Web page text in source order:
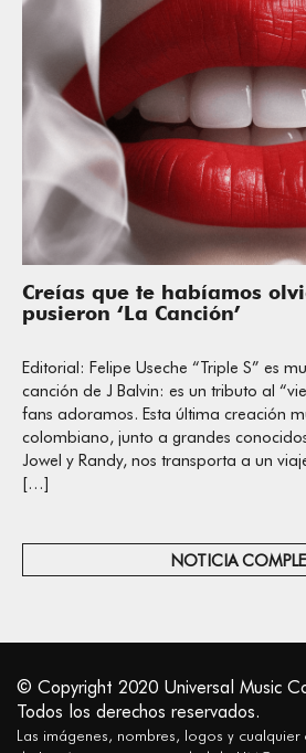
Creías que te habíamos
pusieron ‘La Canción’
Editorial: Felipe Useche “Triple S” es
canción de J Balvin: es un tributo al
fans adoramos. Esta última creación
colombiano, junto a grandes
Jowel y Randy, nos transporta a un
[…]
NOTICIA
© Copyright 2020 Universal Music
Todos los derechos reservados.
Las imágenes, nombres, logos y